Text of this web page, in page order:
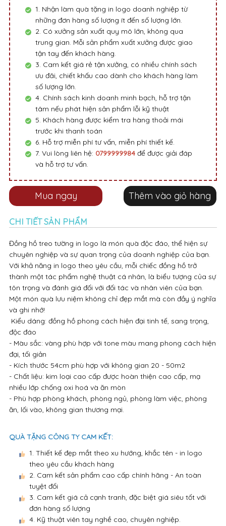
1. Nhận làm quà tặng in logo doanh nghiệp từ
những đơn hàng số lượng ít đến số lượng lớn.
2. Có xưởng sản xuất quy mô lớn, không qua
trung gian. Mỗi sản phẩm xuất xưởng được giao
tận tay đến khách hàng.
3. Cam kết giá rẻ tận xưởng, có nhiều chính sách
ưu đãi, chiết khấu cao dành cho khách hàng làm
số lượng lớn.
4. Chính sách kinh doanh minh bạch, hỗ trợ tận
tâm nếu phát hiện sản phẩm lỗi kỹ thuật
5. Khách hàng được kiểm tra hàng thoải mái
trước khi thanh toán
6. Hỗ trợ miễn phí tư vấn, miễn phí thiết kế.
7. Vui lòng liên hệ: 0799999984 để được giải đáp
và hỗ trợ tư vấn.
Thêm vào giỏ hàng
Mua ngay
CHI TIẾT SẢN PHẨM
Đồng hồ treo tường in logo là món quà độc đáo, thể hiện sự
chuyên nghiệp và sự quan trọng của doanh nghiệp của bạn.
Với khả năng in logo theo yêu cầu, mỗi chiếc đồng hồ trở
thành một tác phẩm nghệ thuật cá nhân, là biểu tượng của sự
tôn trọng và đánh giá đối với đối tác và nhân viên của bạn.
Một món quà lưu niệm không chỉ đẹp mắt mà còn đầy ý nghĩa
và ghi nhớ!
Kiểu dáng: đồng hồ phong cách hiện đại tinh tế, sang trọng,
độc đáo
- Màu sắc: vàng phù hợp với tone màu mang phong cách hiện
đại, tối giản
- Kích thước 54cm phù hợp với không gian 20 - 50m2
- Chất liệu: kim loại cao cấp được hoàn thiện cao cấp, mạ
nhiều lớp chống oxi hoá và ăn mòn
- Phù hợp phòng khách, phòng ngủ, phòng làm việc, phòng
ăn, lối vào, không gian thương mại.
QUÀ TẶNG CÔNG TY CAM KẾT:
1. Thiết kế đẹp mắt theo xu hướng, khắc tên - in logo
theo yêu cầu khách hàng
2. Cam kết sản phẩm cao cấp chính hãng - An toàn
tuyệt đối
3. Cam kết giá cả cạnh tranh, đặc biệt giá siêu tốt với
đơn hàng số lượng
4. Kỹ thuật viên tay nghề cao, chuyên nghiệp.